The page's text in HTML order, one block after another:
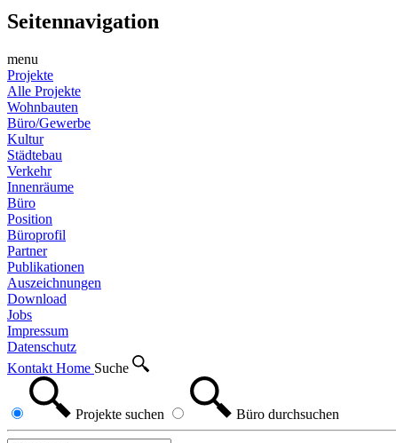
Seitennavigation
menu
Projekte
Alle Projekte
Wohnbauten
Büro/Gewerbe
Kultur
Städtebau
Verkehr
Innenräume
Büro
Position
Büroprofil
Partner
Publikationen
Auszeichnungen
Download
Jobs
Impressum
Datenschutz
Kontakt Home Suche
Projekte suchen Büro durchsuchen